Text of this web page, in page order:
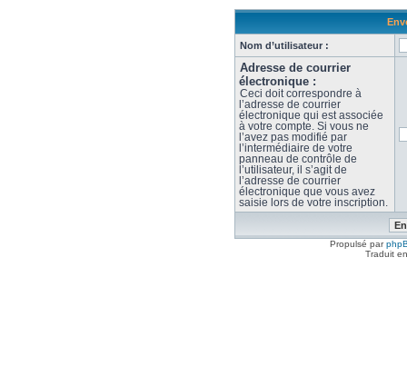
Nom d’utilisateur :
Adresse de courrier
électronique :
Ceci doit correspondre à
l’adresse de courrier
électronique qui est associée
à votre compte. Si vous ne
l’avez pas modifié par
l’intermédiaire de votre
panneau de contrôle de
l’utilisateur, il s’agit de
l’adresse de courrier
électronique que vous avez
saisie lors de votre inscription.
Propulsé par
Traduit